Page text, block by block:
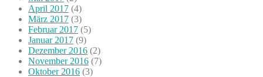
April 2017 (4)
März 2017 (3)
Februar 2017 (5)
Januar 2017 (9)
Dezember 2016 (2)
November 2016 (7)
Oktober 2016 (3)